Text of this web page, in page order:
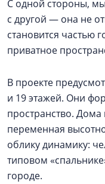
С одной стороны,
с другой — она не
становится частью
приватное
В проекте
и 19 этажей. Они
пространство.
переменная
облику динамику:
типовом
городе.